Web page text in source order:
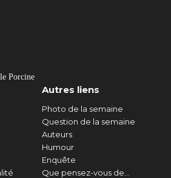
Porcine
Autres liens
Photo de la semaine
Question de la semaine
Auteurs
Humour
Enquête
Que pensez-vous de...